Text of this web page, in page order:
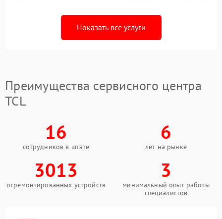
Показать все услуги
Преимущества сервисного центра
TCL
16
сотрудников в штате
6
лет на рынке
3013
отремонтированных устройств
3
минимальный опыт работы
специалистов